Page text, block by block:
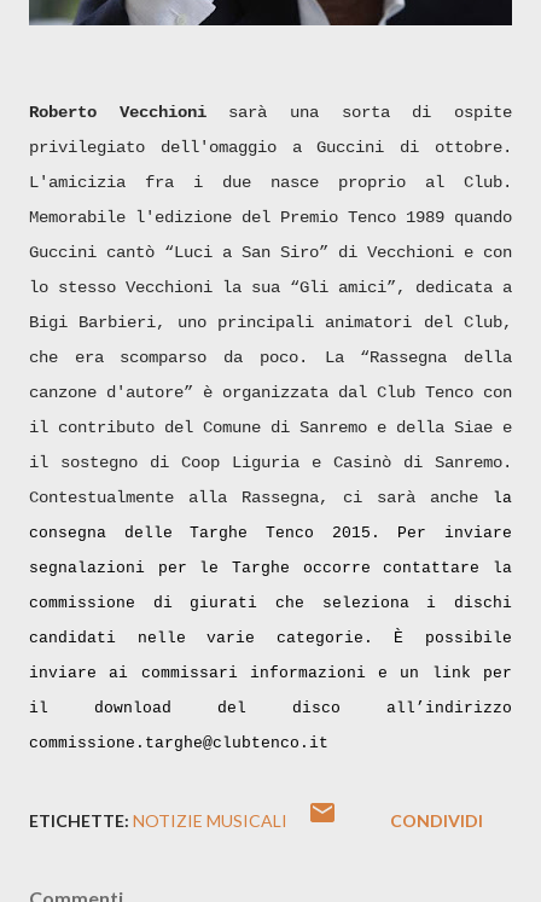
Roberto Vecchionisarà una sorta di ospite
privilegiato dell'omaggio a Guccini di ottobre.
L'amicizia fra i due nasce proprio al Club.
Memorabile l'edizione del Premio Tenco 1989 quando
Guccini cantò “Luci a San Siro” di Vecchioni e con
lo stesso Vecchioni la sua “Gli amici”, dedicata a
Bigi Barbieri, uno principali animatori del Club,
che era scomparso da poco. La “Rassegna della
canzone d'autore” è organizzata dal Club Tenco con
il contributo del Comune di Sanremo e della Siae e
il sostegno di Coop Liguria e Casinò di Sanremo.
Contestualmente alla Rassegna, ci sarà anche la
consegna delle Targhe Tenco 2015. Per inviare
segnalazioni per le Targhe occorre contattare la
commissione di giurati che seleziona i dischi
candidati nelle varie categorie. È possibile
inviare ai commissari informazioni e un link per
il download del disco all’indirizzo
commissione.targhe@clubtenco.it
ETICHETTE: NOTIZIE MUSICALI CONDIVIDI